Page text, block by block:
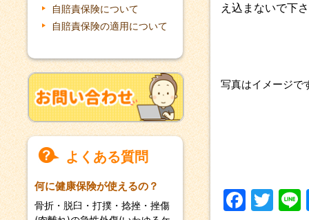
自賠責保険について
自賠責保険の適用について
よくある質問
何に健康保険が使えるの？
骨折・脱臼・打撲・捻挫・挫傷
え込まないで下
写真はイメージで
F
T